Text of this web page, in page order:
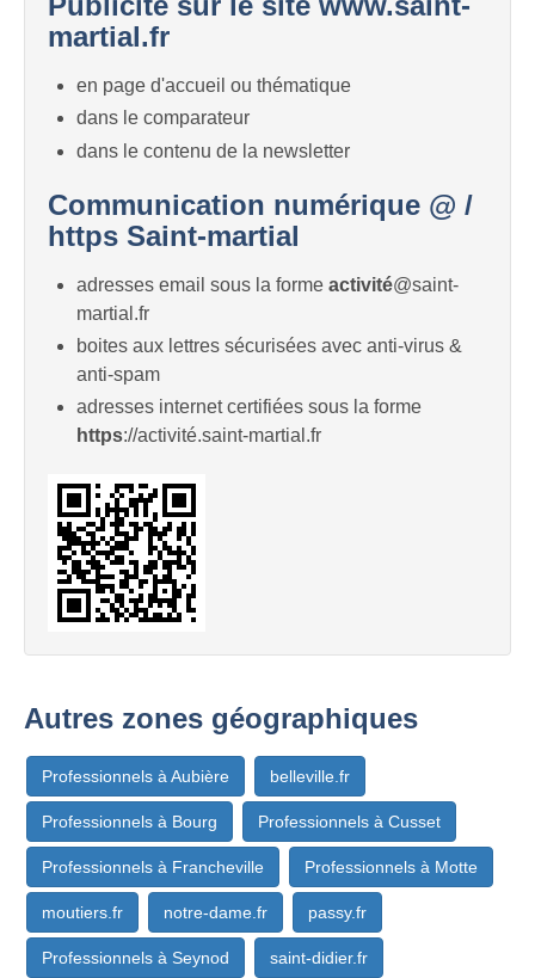
martial.fr
en page d'accueil ou thématique
dans le comparateur
dans le contenu de la newsletter
Communication numérique @ /
https Saint-martial
adresses email sous la forme activité@saint-
martial.fr
boites aux lettres sécurisées avec anti-virus &
anti-spam
adresses internet certifiées sous la forme
https://activité.saint-martial.fr
Autres zones géographiques
Professionnels à Aubière belleville.fr
Professionnels à Bourg Professionnels à Cusset
Professionnels à Francheville Professionnels à Motte
moutiers.fr notre-dame.fr passy.fr
Professionnels à Seynod saint-didier.fr